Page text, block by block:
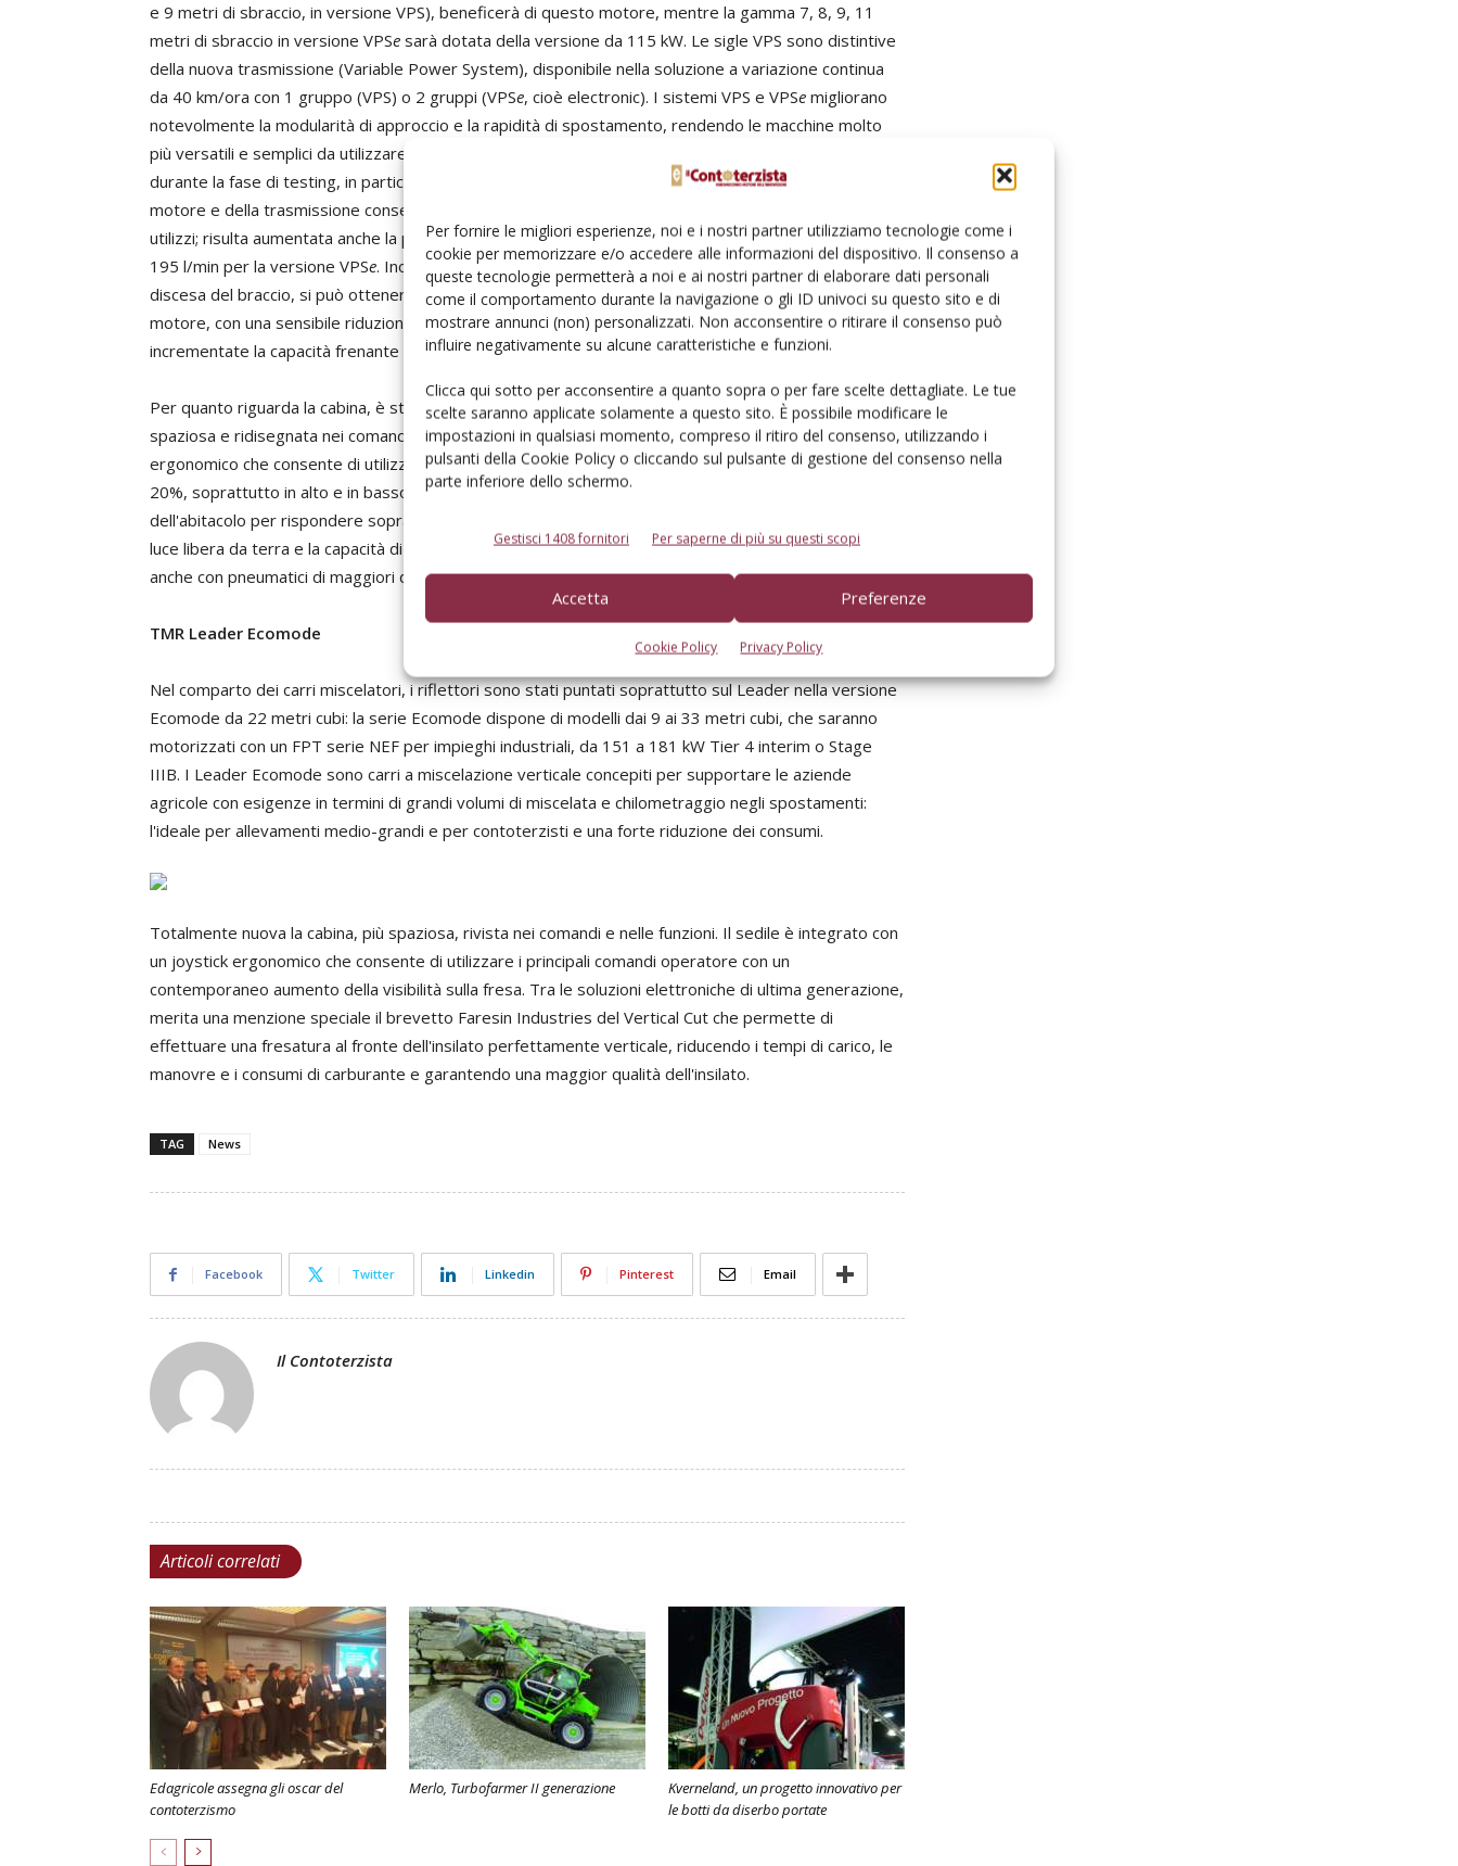
Per fornire le migliori esperienze, noi e i nostri partner utilizziamo tecnologie come i
cookie per memorizzare e/o accedere alle informazioni del dispositivo. Il consenso a
queste tecnologie permetterà a noi e ai nostri partner di elaborare dati personali
come il comportamento durante la navigazione o gli ID univoci su questo sito e di
mostrare annunci (non) personalizzati. Non acconsentire o ritirare il consenso può
influire negativamente su alcune caratteristiche e funzioni.
Clicca qui sotto per acconsentire a quanto sopra o per fare scelte dettagliate. Le tue
scelte saranno applicate solamente a questo sito. È possibile modificare le
impostazioni in qualsiasi momento, compreso il ritiro del consenso, utilizzando i
pulsanti della Cookie Policy o cliccando sul pulsante di gestione del consenso nella
parte inferiore dello schermo.
Gestisci 1408 fornitori Per saperne di più su questi scopi
Accetta Preferenze
Cookie Policy Privacy Policy
e 9 metri di sbraccio, in versione VPS), beneficerà di questo motore, mentre la gamma 7, 8, 9, 11
metri di sbraccio in versione VPSe sarà dotata della versione da 115 kW. Le sigle VPS sono distintive
della nuova trasmissione (Variable Power System), disponibile nella soluzione a variazione continua
da 40 km/ora con 1 gruppo (VPS) o 2 gruppi (VPSe, cioè electronic). I sistemi VPS e VPSe migliorano
notevolmente la modularità di approccio e la rapidità di spostamento, rendendo le macchine molto
più versatili e semplici da utilizzare, estremamente fluide nei movimenti, come è stato confermato
durante la fase di testing, in particolare nel settore agricolo. La gestione elettronica combinata del
motore e della trasmissione consente di ottimizzare al massimo i consumi in funzione dei diversi
utilizzi; risulta aumentata anche la portata idraulica con circuito proporzionale, portata da 145 sino a
195 l/min per la versione VPSe. Inoltre, attraverso la nuova funzione di controllo della velocità di
discesa del braccio, si può ottenere la massima velocità di abbassamento anche ai minimi regimi
motore, con una sensibile riduzione dei consumi e dei tempi di lavoro. Sono invece state
incrementate la capacità frenante e la frenatura di stazionamento.
Per quanto riguarda la cabina, è stato definito il nuovo progetto della cabina King Cab, resa più
spaziosa e ridisegnata nei comandi e nelle funzioni. Il sedile è ora integrato con un joystick
ergonomico che consente di utilizzare i principali comandi operatore; la visibilità è stata estesa del
20%, soprattutto in alto e in basso. Migliorata e potenziata anche la circolazione dell'aria all'interno
dell'abitacolo per rispondere soprattutto alle necessità dei climi freddi. Risultano inoltre aumentate la
luce libera da terra e la capacità di carico grazie ai nuovi assali Dana e le macchine sono configurabili
anche con pneumatici di maggiori dimensioni.
TMR Leader Ecomode
Nel comparto dei carri miscelatori, i riflettori sono stati puntati soprattutto sul Leader nella versione
Ecomode da 22 metri cubi: la serie Ecomode dispone di modelli dai 9 ai 33 metri cubi, che saranno
motorizzati con un FPT serie NEF per impieghi industriali, da 151 a 181 kW Tier 4 interim o Stage
IIIB. I Leader Ecomode sono carri a miscelazione verticale concepiti per supportare le aziende
agricole con esigenze in termini di grandi volumi di miscelata e chilometraggio negli spostamenti:
l'ideale per allevamenti medio-grandi e per contoterzisti e una forte riduzione dei consumi.
Totalmente nuova la cabina, più spaziosa, rivista nei comandi e nelle funzioni. Il sedile è integrato con
un joystick ergonomico che consente di utilizzare i principali comandi operatore con un
contemporaneo aumento della visibilità sulla fresa. Tra le soluzioni elettroniche di ultima generazione,
merita una menzione speciale il brevetto Faresin Industries del Vertical Cut che permette di
effettuare una fresatura al fronte dell'insilato perfettamente verticale, riducendo i tempi di carico, le
manovre e i consumi di carburante e garantendo una maggior qualità dell'insilato.
TAG News
Facebook Twitter Linkedin Pinterest Email
Il Contoterzista
Articoli correlati
Edagricole assegna gli oscar del
contoterzismo
Merlo, Turbofarmer II generazione
Kverneland, un progetto innovativo per
le botti da diserbo portate